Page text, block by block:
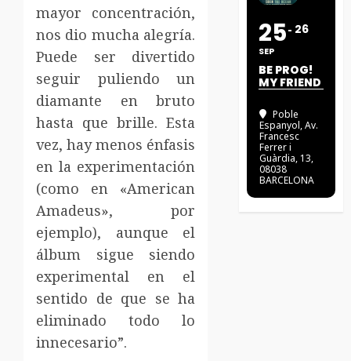
mayor concentración,
nos dio mucha alegría.
Puede ser divertido
seguir puliendo un
diamante en bruto
hasta que brille. Esta
vez, hay menos énfasis
en la experimentación
(como en «American
Amadeus», por
ejemplo), aunque el
álbum sigue siendo
experimental en el
sentido de que se ha
eliminado todo lo
innecesario”.
25
SEP
26
BE PROG!
MY FRIEND
Poble
Espanyol, Av.
Francesc
Ferrer i
Guàrdia, 13,
08038
BARCELONA